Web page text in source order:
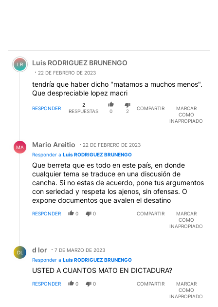
Comentario de Luis RODRIGUEZ BRUNENGO.
LR Luis RODRIGUEZ BRUNENGO
22 DE FEBRERO DE 2023
tendría que haber dicho "matamos a muchos menos".
Que despreciable lopez macri
RESPONDER
2
RESPUESTAS
0 2
COMPARTIR
MARCAR
COMO
INAPROPIADO
MA Mario Areitio
22 DE FEBRERO DE 2023
Responder a Luis RODRIGUEZ BRUNENGO
Que berreta que es todo en este país, en donde
cualquier tema se traduce en una discusión de
cancha. Si no estas de acuerdo, pone tus argumentos
con seriedad y respeta los ajenos, sin ofensas. O
expone documentos que avalen el desatino
RESPONDER 0 0 COMPARTIR
MARCAR
COMO
INAPROPIADO
DL d lor
7 DE MARZO DE 2023
Responder a Luis RODRIGUEZ BRUNENGO
USTED A CUANTOS MATO EN DICTADURA?
RESPONDER 0 0 COMPARTIR
MARCAR
COMO
INAPROPIADO